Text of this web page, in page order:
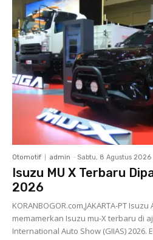
Otomotif admin - Sabtu, 8 Agustus 2026
Isuzu MU X Terbaru
2026
KORANBOGOR.com,JAKARTA-PT
memamerkan Isuzu mu-X terbaru di
International Auto Show (GIIAS) 2026.